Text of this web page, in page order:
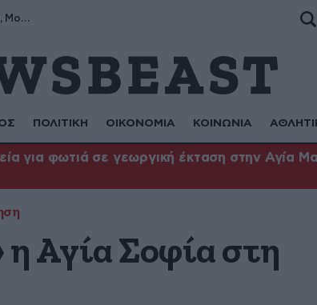
Σωτήρης, Σωτηρία, Ευμορφία, Μορφούλα
ΠΟΛΙΤΙΚΗ ΟΙΚΟΝΟΜΙΑ ΚΟΙΝΩΝΙΑ
για φωτιά σε γεωργική έκταση στην Αγία
Αγία Σοφία στη